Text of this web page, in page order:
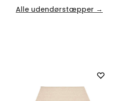
Alle udendørstæpper →